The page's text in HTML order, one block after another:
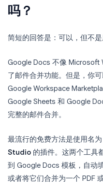
吗？
简短的回答是：可以，但不是
Google Docs 不像 Microsoft
了邮件合并功能。但是，你
Google Workspace
Google Sheets 和 Google
完整的邮件合并。
最流行的免费方法是使用名为
Studio 的插件。这两个工具
到 Google Docs 模板，自动
或者将它们合并为一个 PDF